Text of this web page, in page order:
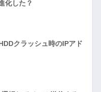
化した？
クラッシュ時のIPアド